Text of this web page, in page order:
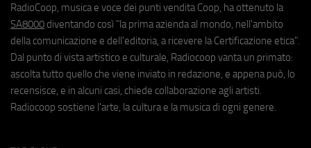
RadioCoop, musica e voce dei punti vendita Coop, ha ottenuto la
SA8000 diventando così "la prima azienda al mondo, nell'ambito
della comunicazione e dell'editoria, a ricevere la Certificazione etica".
Dal punto di vista artistico e culturale, Radiocoop vanta un primato:
ascolta tutto quello che viene inviato in redazione, e appena può, lo
recensisce, e in alcuni casi, chiede collaborazione agli artisti.
Radiocoop sostiene l'arte, la cultura e la musica di ogni genere.